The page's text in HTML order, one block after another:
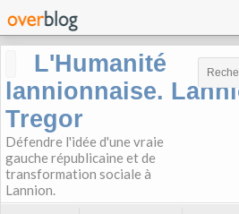
L'Humanité
lannionnaise.
Tregor
Défendre l'idée d'une vraie
gauche républicaine et de
transformation sociale à
Lannion.